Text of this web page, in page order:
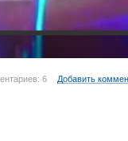
6 Добавить